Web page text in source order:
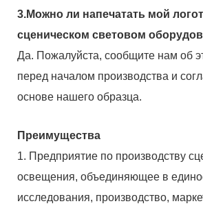
3.Можно ли напечатать мой
сценическом световом
Да. Пожалуйста, сообщите нам об
перед началом производства и
основе нашего образца.
Преимущества
1. Предприятие по производству
освещения, объединяющее в
исследования, производство,